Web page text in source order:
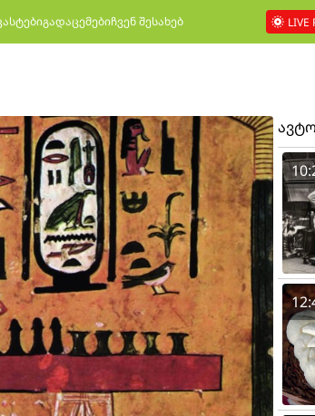
გადაცემებიჩვენ შესახებ LIVE